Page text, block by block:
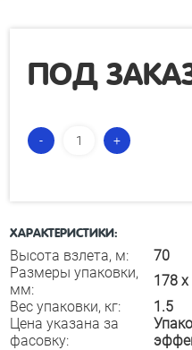
ПОД
ХАРАКТЕРИСТИКИ:
Высота взлета, м:
70
Размеры упаковки,
мм:
178
Вес упаковки, кг:
1.5
Цена указана за
фасовку: